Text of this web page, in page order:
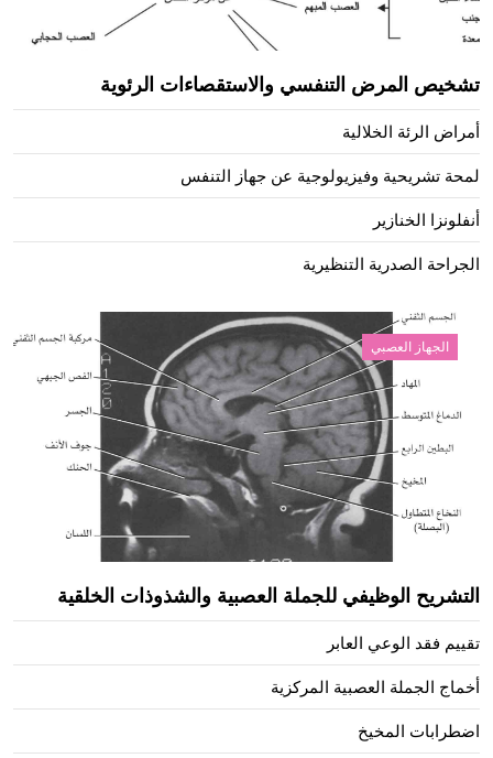
تشخيص المرض التنفسي والاستقصاءات الرئوية
أمراض الرئة الخلالية
لمحة تشريحية وفيزيولوجية عن جهاز التنفس
أنفلونزا الخنازير
الجراحة الصدرية التنظيرية
الجهاز العصبي
التشريح الوظيفي للجملة العصبية والشذوذات الخلقية
تقييم فقد الوعي العابر
أخماج الجملة العصبية المركزية
اضطرابات المخيخ